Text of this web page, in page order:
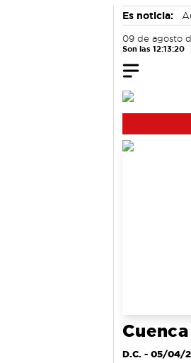
Es noticia:
09 de agosto
Son las 12:13:21
D.C. - 05/04/